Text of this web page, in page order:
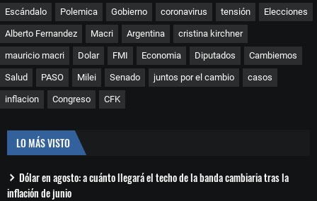
Escándalo Polemica Gobierno coronavirus tensión Elecciones
Alberto Fernandez Macri Argentina cristina kirchner
mauricio macri Dolar FMI Economia Diputados Cambiemos
Salud PASO Milei Senado juntos por el cambio casos
inflacion Congreso CFK
LO MÁS VISTO
Dólar en agosto: a cuánto llegará el techo de la banda cambiaria tras la
inflación de junio